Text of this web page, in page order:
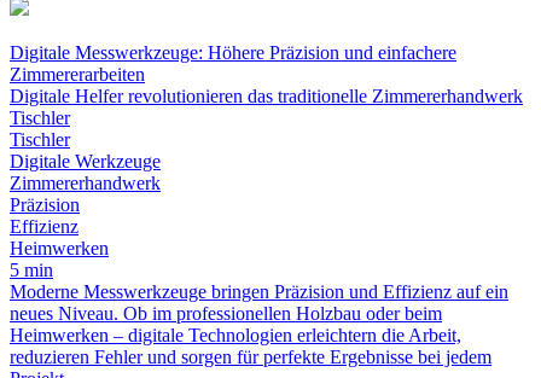
Digitale Messwerkzeuge: Höhere Präzision und einfachere
Zimmererarbeiten
Digitale Helfer revolutionieren das traditionelle Zimmererhandwerk
Tischler
Tischler
Digitale Werkzeuge
Zimmererhandwerk
Präzision
Effizienz
Heimwerken
5 min
Moderne Messwerkzeuge bringen Präzision und Effizienz auf ein
neues Niveau. Ob im professionellen Holzbau oder beim
Heimwerken – digitale Technologien erleichtern die Arbeit,
reduzieren Fehler und sorgen für perfekte Ergebnisse bei jedem